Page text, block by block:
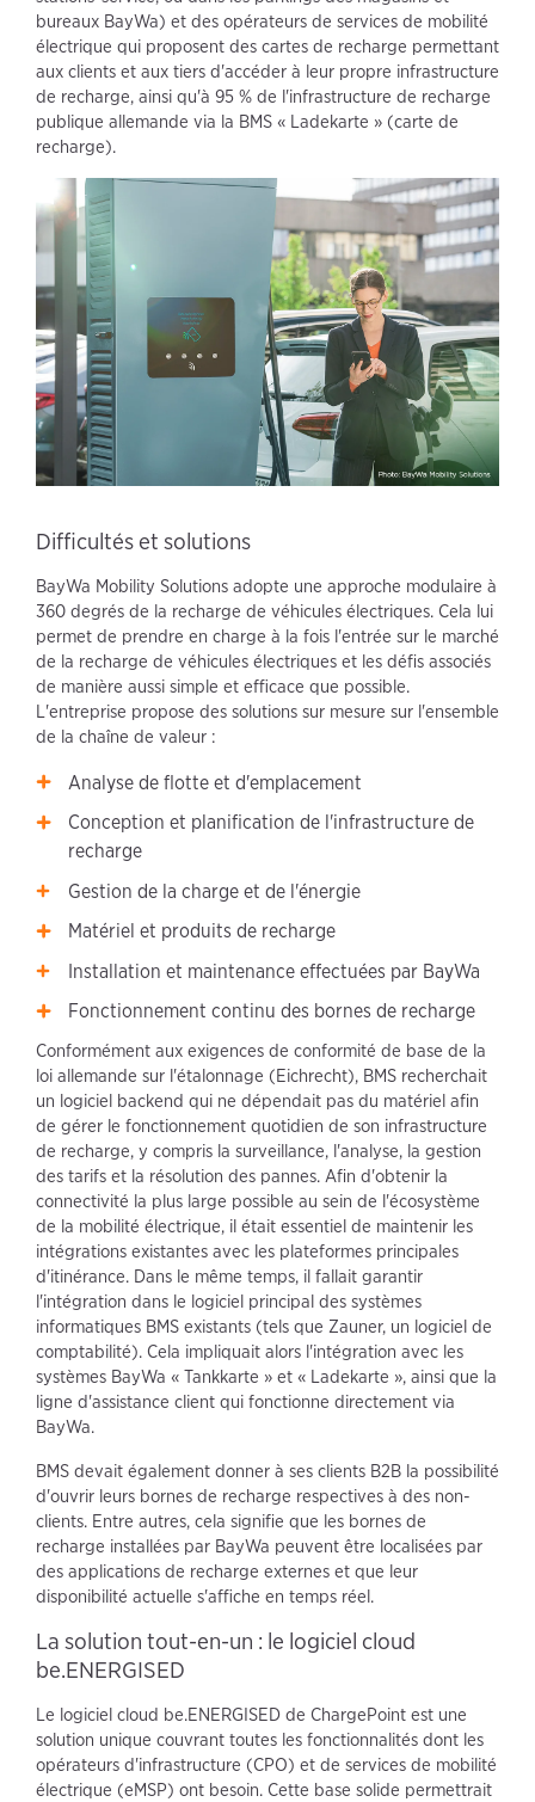
bureaux BayWa) et des opérateurs de services de mobilité
électrique qui proposent des cartes de recharge permettant
aux clients et aux tiers d'accéder à leur propre infrastructure
de recharge, ainsi qu'à 95 % de l'infrastructure de recharge
publique allemande via la BMS « Ladekarte » (carte de
recharge).
Difficultés et solutions
BayWa Mobility Solutions adopte une approche modulaire à
360 degrés de la recharge de véhicules électriques. Cela lui
permet de prendre en charge à la fois l'entrée sur le marché
de la recharge de véhicules électriques et les défis associés
de manière aussi simple et efficace que possible.
L'entreprise propose des solutions sur mesure sur l'ensemble
de la chaîne de valeur :
Analyse de flotte et d'emplacement
Conception et planification de l'infrastructure de
recharge
Gestion de la charge et de l'énergie
Matériel et produits de recharge
Installation et maintenance effectuées par BayWa
Fonctionnement continu des bornes de recharge
Conformément aux exigences de conformité de base de la
loi allemande sur l'étalonnage (Eichrecht), BMS recherchait
un logiciel backend qui ne dépendait pas du matériel afin
de gérer le fonctionnement quotidien de son infrastructure
de recharge, y compris la surveillance, l'analyse, la gestion
des tarifs et la résolution des pannes. Afin d'obtenir la
connectivité la plus large possible au sein de l'écosystème
de la mobilité électrique, il était essentiel de maintenir les
intégrations existantes avec les plateformes principales
d'itinérance. Dans le même temps, il fallait garantir
l'intégration dans le logiciel principal des systèmes
informatiques BMS existants (tels que Zauner, un logiciel de
comptabilité). Cela impliquait alors l'intégration avec les
systèmes BayWa « Tankkarte » et « Ladekarte », ainsi que la
ligne d'assistance client qui fonctionne directement via
BayWa.
BMS devait également donner à ses clients B2B la possibilité
d'ouvrir leurs bornes de recharge respectives à des non-
clients. Entre autres, cela signifie que les bornes de
recharge installées par BayWa peuvent être localisées par
des applications de recharge externes et que leur
disponibilité actuelle s'affiche en temps réel.
La solution tout-en-un : le logiciel cloud
be.ENERGISED
Le logiciel cloud be.ENERGISED de ChargePoint est une
solution unique couvrant toutes les fonctionnalités dont les
opérateurs d'infrastructure (CPO) et de services de mobilité
électrique (eMSP) ont besoin. Cette base solide permettrait